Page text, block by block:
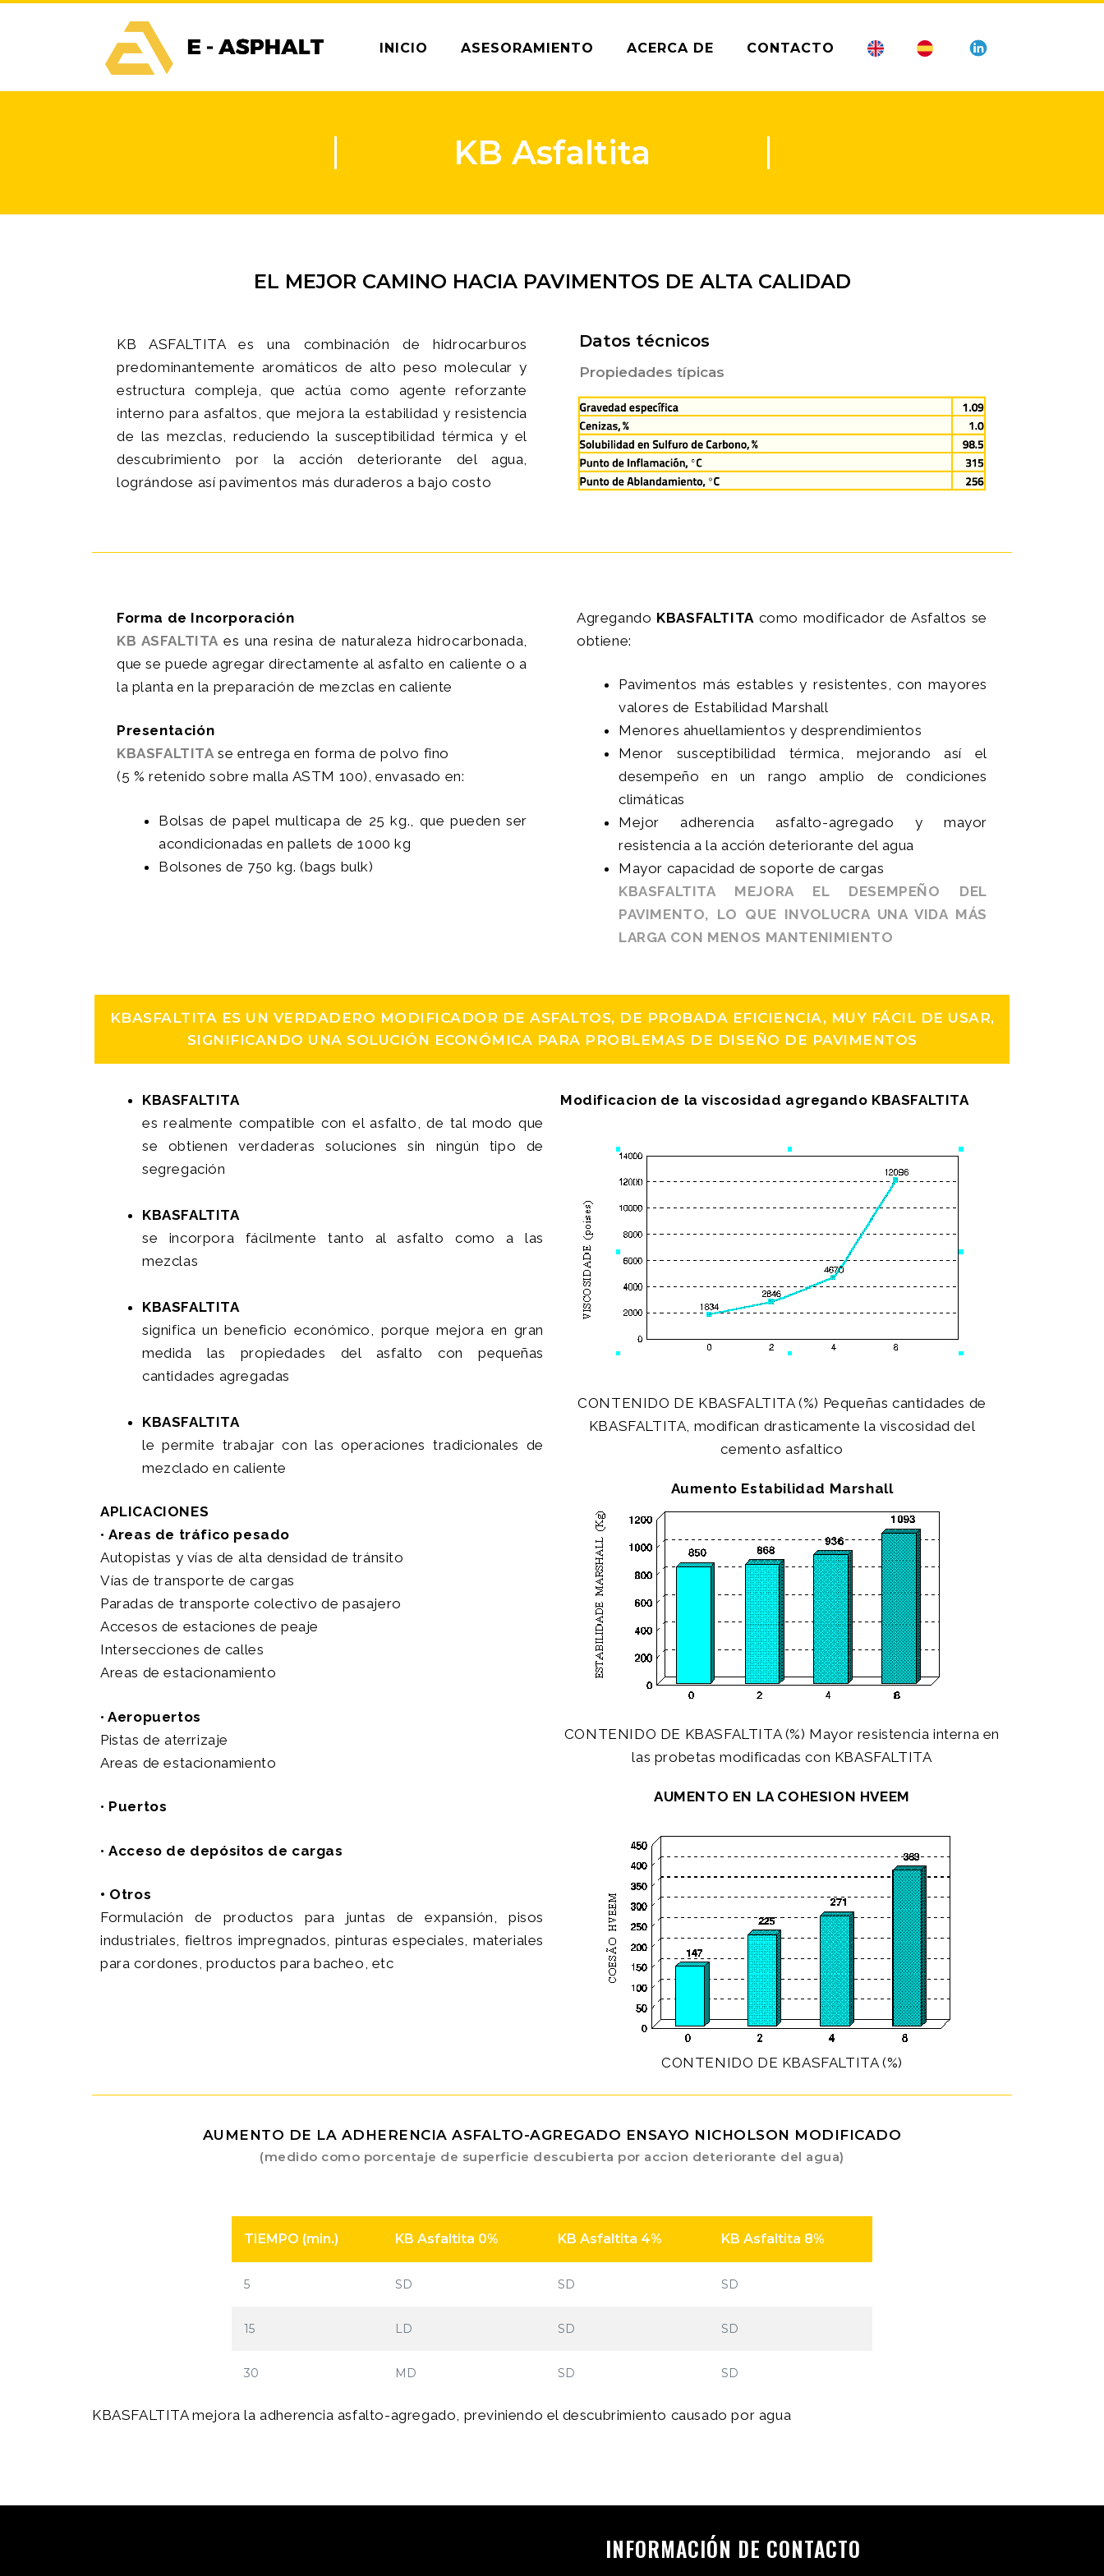
INICIO ASESORAMIENTO ACERCA DE CONTACTO
KB Asfaltita
EL MEJOR CAMINO HACIA PAVIMENTOS DE ALTA CALIDAD
KB ASFALTITA es una combinación de hidrocarburos
predominantemente aromáticos de alto peso molecular y
estructura compleja, que actúa como agente reforzante
interno para asfaltos, que mejora la estabilidad y resistencia
de las mezclas, reduciendo la susceptibilidad térmica y el
descubrimiento por la acción deteriorante del agua,
lográndose así pavimentos más duraderos a bajo costo
Datos técnicos
Propiedades típicas
Forma de Incorporación
KB ASFALTITA es una resina de naturaleza hidrocarbonada,
que se puede agregar directamente al asfalto en caliente o a
la planta en la preparación de mezclas en caliente
Presentación
KBASFALTITA se entrega en forma de polvo fino
(5 % retenido sobre malla ASTM 100), envasado en:
Bolsas de papel multicapa de 25 kg., que pueden ser
acondicionadas en pallets de 1000 kg
Bolsones de 750 kg. (bags bulk)
Agregando KBASFALTITA como modificador de Asfaltos se
obtiene:
Pavimentos más estables y resistentes, con mayores
valores de Estabilidad Marshall
Menores ahuellamientos y desprendimientos
Menor susceptibilidad térmica, mejorando así el
desempeño en un rango amplio de condiciones
climáticas
Mejor adherencia asfalto-agregado y mayor
resistencia a la acción deteriorante del agua
Mayor capacidad de soporte de cargas
KBASFALTITA MEJORA EL DESEMPEÑO DEL
PAVIMENTO, LO QUE INVOLUCRA UNA VIDA MÁS
LARGA CON MENOS MANTENIMIENTO
KBASFALTITA ES UN VERDADERO MODIFICADOR DE ASFALTOS, DE PROBADA EFICIENCIA, MUY FÁCIL DE USAR,
SIGNIFICANDO UNA SOLUCIÓN ECONÓMICA PARA PROBLEMAS DE DISEÑO DE PAVIMENTOS
KBASFALTITA
es realmente compatible con el asfalto, de tal modo que
se obtienen verdaderas soluciones sin ningún tipo de
segregación
KBASFALTITA
se incorpora fácilmente tanto al asfalto como a las
mezclas
KBASFALTITA
significa un beneficio económico, porque mejora en gran
medida las propiedades del asfalto con pequeñas
cantidades agregadas
KBASFALTITA
le permite trabajar con las operaciones tradicionales de
mezclado en caliente
APLICACIONES
•Areas de tráfico pesado
Autopistas y vías de alta densidad de tránsito
Vías de transporte de cargas
Paradas de transporte colectivo de pasajero
Accesos de estaciones de peaje
Intersecciones de calles
Areas de estacionamiento
• Aeropuertos
Pistas de aterrizaje
Areas de estacionamiento
• Puertos
•Acceso de depósitos de cargas
• Otros
Formulación de productos para juntas de expansión, pisos
industriales, fieltros impregnados, pinturas especiales, materiales
para cordones, productos para bacheo, etc
Modificacion de la viscosidad agregando KBASFALTITA
CONTENIDO DE KBASFALTITA (%) Pequeñas cantidades de
KBASFALTITA, modifican drasticamente la viscosidad del
cemento asfaltico
Aumento Estabilidad Marshall
CONTENIDO DE KBASFALTITA (%) Mayor resistencia interna en
las probetas modificadas con KBASFALTITA
AUMENTO EN LA COHESION HVEEM
CONTENIDO DE KBASFALTITA (%)
AUMENTO DE LA ADHERENCIA ASFALTO-AGREGADO ENSAYO NICHOLSON MODIFICADO
(medido como porcentaje de superficie descubierta por accion deteriorante del agua)
TIEMPO (min.) KB Asfaltita 0% KB Asfaltita 4% KB Asfaltita 8%
5 SD SD SD
15 LD SD SD
30 MD SD SD
KBASFALTITA mejora la adherencia asfalto-agregado, previniendo el descubrimiento causado por agua
INFORMACIÓN DE CONTACTO